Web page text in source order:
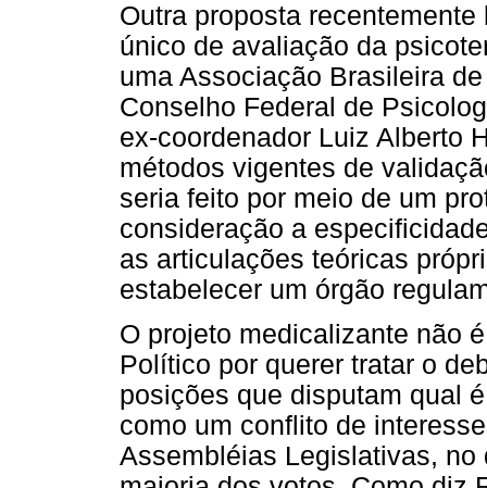
Outra proposta
único de avaliação da
uma Associação Brasileira
Conselho Federal de
ex-coordenador Luiz Alberto
métodos vigentes de
seria feito por meio de um
consideração a
as articulações teóricas
estabelecer um órgão
O projeto medicalizante não
Político por querer tratar o
posições que disputam qual
como um conflito de
Assembléias Legislativas, no